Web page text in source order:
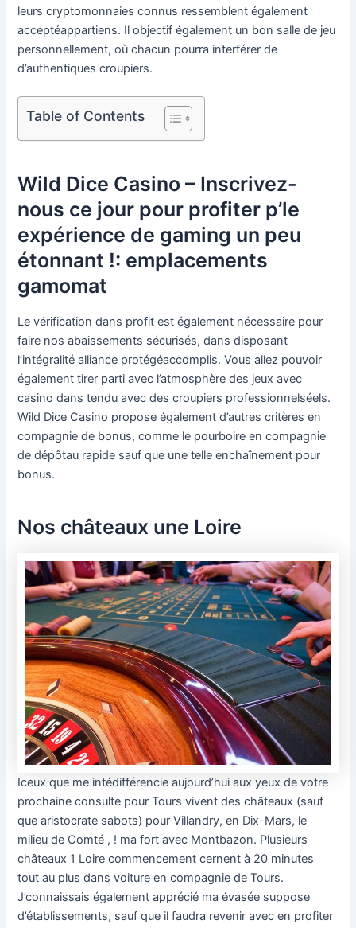
leurs cryptomonnaies connus ressemblent également
acceptéappartiens. Il objectif également un bon salle de jeu
personnellement, où chacun pourra interférer de
d’authentiques croupiers.
Table of Contents
Wild Dice Casino – Inscrivez-
nous ce jour pour profiter p’le
expérience de gaming un peu
étonnant !: emplacements
gamomat
Le vérification dans profit est également nécessaire pour
faire nos abaissements sécurisés, dans disposant
l’intégralité alliance protégéaccomplis. Vous allez pouvoir
également tirer parti avec l’atmosphère des jeux avec
casino dans tendu avec des croupiers professionnelséels.
Wild Dice Casino propose également d’autres critères en
compagnie de bonus, comme le pourboire en compagnie
de dépôtau rapide sauf que une telle enchaînement pour
bonus.
Nos châteaux une Loire
Iceux que me intédifférencie aujourd’hui aux yeux de votre
prochaine consulte pour Tours vivent des châteaux (sauf
que aristocrate sabots) pour Villandry, en Dix-Mars, le
milieu de Comté , ! ma fort avec Montbazon. Plusieurs
châteaux 1 Loire commencement cernent à 20 minutes
tout au plus dans voiture en compagnie de Tours.
J’connaissais également apprécié ma évasée suppose
d’établissements, sauf que il faudra revenir avec en profiter